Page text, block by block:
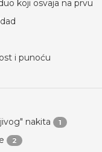
koji osvaja na prvu
i punoću
nakita 1
2